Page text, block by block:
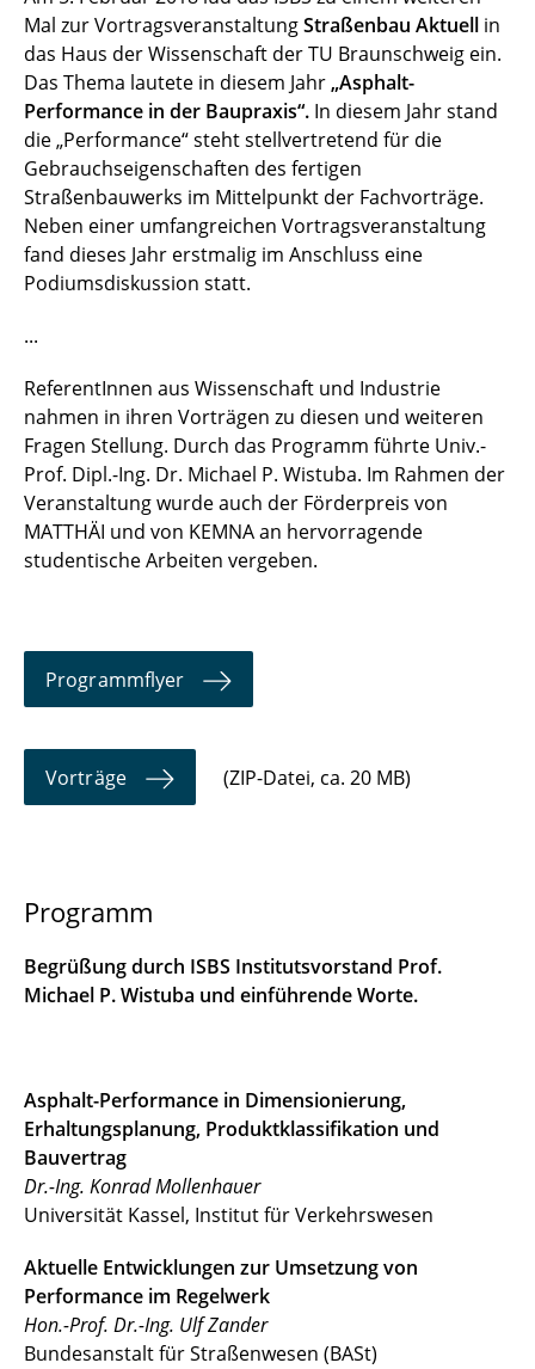
Straßenbau Aktuell 2015
TU DAY 2014
Abschied Renken 2014
Straßenbau Aktuell 2014
5th eata conference 2013
Mal zur VortragsveranstaltungStraßenbau Aktuell in
das Haus der Wissenschaft der TU Braunschweig ein.
Das Thema lautete in diesem Jahr„Asphalt-
Performance in der Baupraxis“. In diesem Jahr stand
die „Performance“ steht stellvertretend für die
Gebrauchseigenschaften des fertigen
Straßenbauwerks im Mittelpunkt der Fachvorträge.
Neben einer umfangreichen Vortragsveranstaltung
fand dieses Jahr erstmalig im Anschluss eine
Podiumsdiskussion statt.
...
ReferentInnen aus Wissenschaft und Industrie
nahmen in ihren Vorträgen zu diesen und weiteren
Fragen Stellung. Durch das Programm führte Univ.-
Prof. Dipl.-Ing. Dr. Michael P. Wistuba. Im Rahmen der
Veranstaltung wurde auch der Förderpreis von
MATTHÄI und von KEMNA an hervorragende
studentische Arbeiten vergeben.
Programmflyer
Vorträge (ZIP-Datei, ca. 20 MB)
Programm
Begrüßung durch ISBS Institutsvorstand Prof.
Michael P. Wistuba und einführende Worte.
Asphalt-Performance in Dimensionierung,
Erhaltungsplanung, Produktklassifikation und
Bauvertrag
Dr.-Ing. Konrad Mollenhauer
Universität Kassel, Institut für Verkehrswesen
Aktuelle Entwicklungen zur Umsetzung von
Performance im Regelwerk
Hon.-Prof. Dr.-Ing. Ulf Zander
Bundesanstalt für Straßenwesen (BASt)